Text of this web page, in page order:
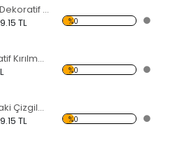
Kadın Portreli Dekoratif Kırılmaz Ayna
TL %0
Kanatlı Dekoratif Kırılmaz Ayna
%0
Daire Etrafındaki Çizgiler Dekoratif Kırılmaz Ayna
TL %0